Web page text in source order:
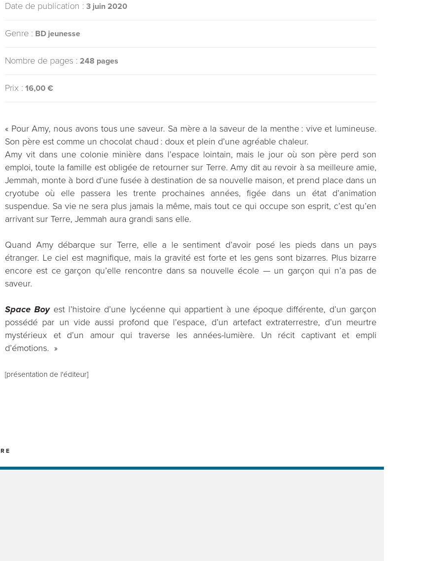
Date de publication : 3 juin 2020
Genre : BD jeunesse
Nombre de pages : 248 pages
Prix : 16,00 €
« Pour Amy, nous avons tous une saveur. Sa mère a la saveur de la menthe : vive et lumineuse.
Son père est comme un chocolat chaud : doux et plein d’une agréable chaleur.
Amy vit dans une colonie minière dans l’espace lointain, mais le jour où son père perd son
emploi, toute la famille est obligée de retourner sur Terre. Amy dit au revoir à sa meilleure amie,
Jemmah, monte à bord d’une fusée à destination de sa nouvelle maison, et prend place dans un
cryotube où elle passera les trente prochaines années, figée dans un état d’animation
suspendue. Sa vie ne sera plus jamais la même, mais tout ce qui occupe son esprit, c’est qu’en
arrivant sur Terre, Jemmah aura grandi sans elle.
Quand Amy débarque sur Terre, elle a le sentiment d’avoir posé les pieds dans un pays
étranger. Le ciel est magnifique, mais la gravité est forte et les gens sont bizarres. Plus bizarre
encore est ce garçon qu’elle rencontre dans sa nouvelle école — un garçon qui n’a pas de
saveur.
Space Boyest l’histoire d’une lycéenne qui appartient à une époque différente, d’un garçon
possédé par un vide aussi profond que l’espace, d’un artefact extraterrestre, d’un meurtre
mystérieux et d’un amour qui traverse les années-lumière. Un récit captivant et empli
d’émotions. »
[présentation de l'éditeur]